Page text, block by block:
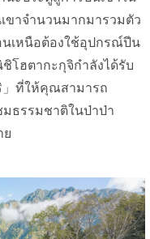
ขาจำนวนมากมารวมตัว
นเหนือต้องใช้อุปกรณ์ปีน
โฮตากะกุจิกำลังได้รับ
」ที่ให้คุณสามารถ
มธรรมชาติในป่าป่า
ย